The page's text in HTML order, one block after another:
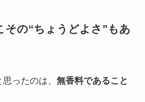
その“ちょうどよさ”もあ
ったのは、 無香料であること